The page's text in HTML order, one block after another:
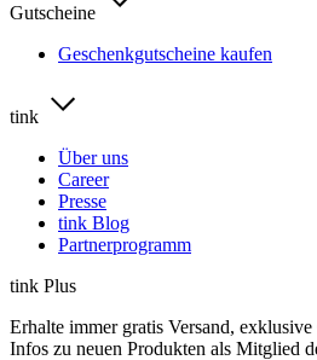
Gutscheine
Geschenkgutscheine kaufen
tink
Über uns
Career
Presse
tink Blog
Partnerprogramm
tink Plus
Erhalte immer gratis Versand,
Infos zu neuen Produkten als Mitglied